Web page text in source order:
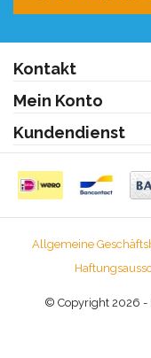
Kontakt
Mein Konto
Kundendienst
Allgemeine
© Copyright 2026 -